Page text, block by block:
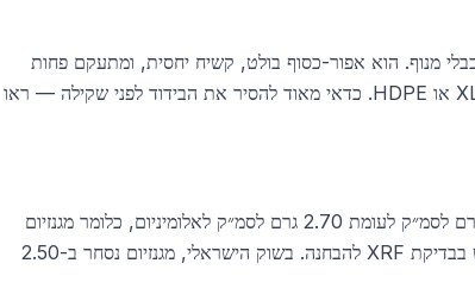
וכבלי מנוף. הוא אפור-כסוף בולט, קשיח יחסית, ומתעקם פחות
בקלות מנחושת. הבידוד סביב תיל האלומיניום בדרך כלל שחור, עב ועשוי XLPE או HDPE. כדאי מאוד להסיר את הבידוד לפני שקילה — ראו
מגנזיום נראה דומה לאלומיניום אך שוקל פחות — צפיפות מגנזיום היא 1.74 גרם לסמ״ק לעומת 2.70 גרם לסמ״ק לאלומיניום, כלומר מגנזיום
קל בכ-36%. יציקת מגנזיום "מרגישה" קלה מדי לנפחה. קונה מקצועי ישתמש בבדיקת XRF להבחנה. בשוק הישראלי, מגנזיום נסחר ב-2.50